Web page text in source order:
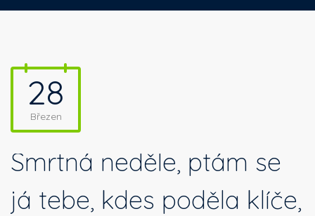
28
Březen
Smrtná neděle, ptám se
já tebe, kdes poděla klíče,